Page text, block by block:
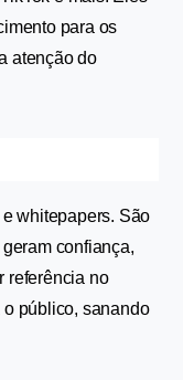
para os
atenção do
whitepapers. São
confiança,
referência no
público, sanando